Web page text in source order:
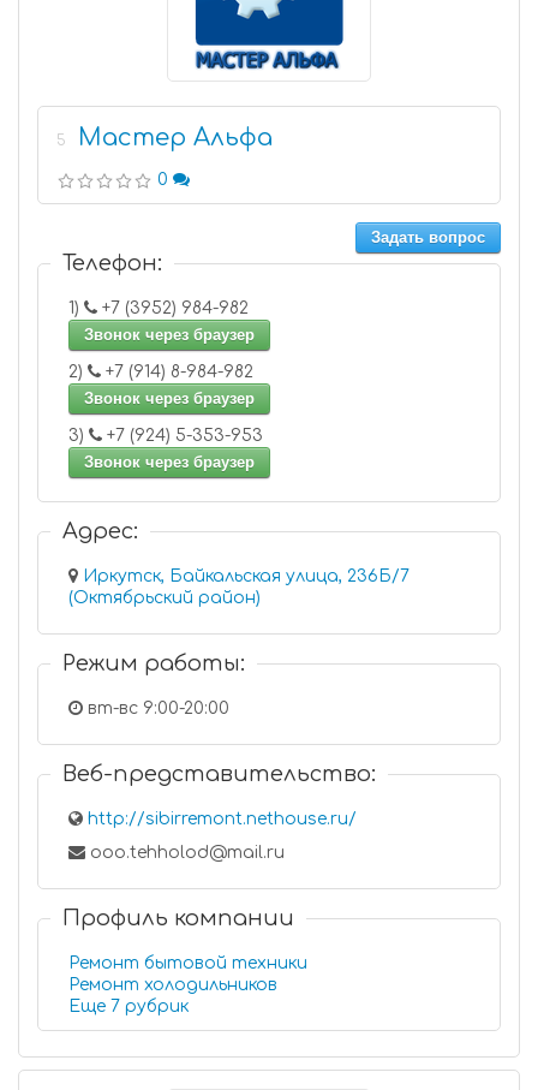
5 Мастер Альфа
0
Задать вопрос
Телефон:
1)
+7 (3952) 984-982
Звонок через браузер
2)
+7 (914) 8-984-982
Звонок через браузер
3)
+7 (924) 5-353-953
Звонок через браузер
Адрес:
Иркутск, Байкальская улица, 236Б/7
(Октябрьский район)
Режим работы:
вт-вс 9:00-20:00
Веб-представительство:
http://sibirremont.nethouse.ru/
ooo.tehholod@mail.ru
Профиль компании
Ремонт бытовой техники
Ремонт холодильников
Еще 7 рубрик